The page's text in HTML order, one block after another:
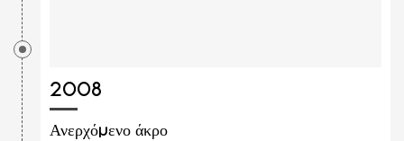
2008
Ανερχόμενο άκρο